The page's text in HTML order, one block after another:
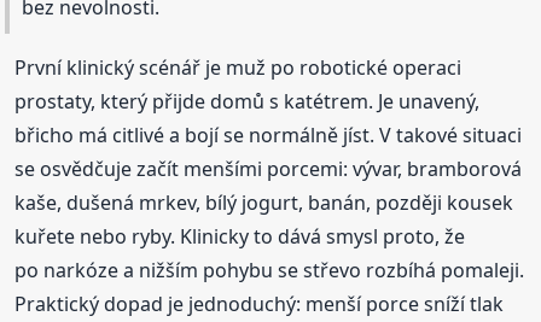
bez nevolnosti.
První klinický scénář je muž po robotické operaci
prostaty, který přijde domů s katétrem. Je unavený,
břicho má citlivé a bojí se normálně jíst. V takové situaci
se osvědčuje začít menšími porcemi: vývar, bramborová
kaše, dušená mrkev, bílý jogurt, banán, později kousek
kuřete nebo ryby. Klinicky to dává smysl proto, že
po narkóze a nižším pohybu se střevo rozbíhá pomaleji.
Praktický dopad je jednoduchý: menší porce sníží tlak